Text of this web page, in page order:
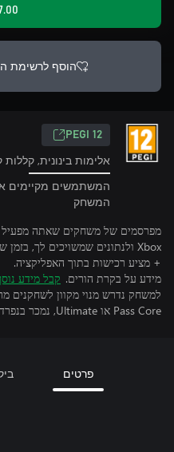
הוסף לרשימת
‎PEGI 12‎
אלימות בינונית, קללות
המשתמשים מקיימים
המשחק
מפרסמים של משחקים שאתה מפעיל
Xbox ולנתונים שמשויכים לך, בזמן שאתה משחק.
+ מציע רכישות בתוך האפליקציה.
מידע על בקרת הורים. קבל מידע
Pass Core או Ultimate, נמכר בנפרד).
פרטים